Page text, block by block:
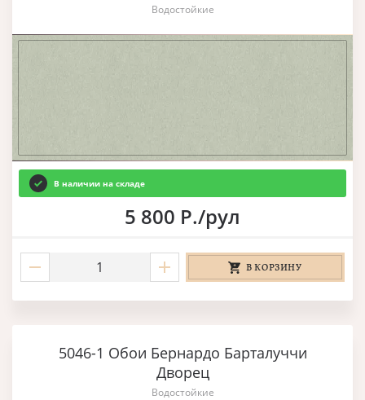
Водостойкие
В наличии на складе
5 800 Р./рул
В КОРЗИНУ
5046-1 Обои Бернардо Барталуччи
Дворец
Водостойкие